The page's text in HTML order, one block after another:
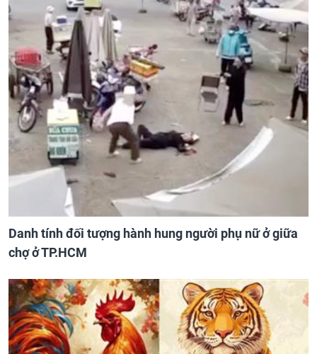
Danh tính đối tượng hành hung người phụ nữ ở giữa
chợ ở TP.HCM